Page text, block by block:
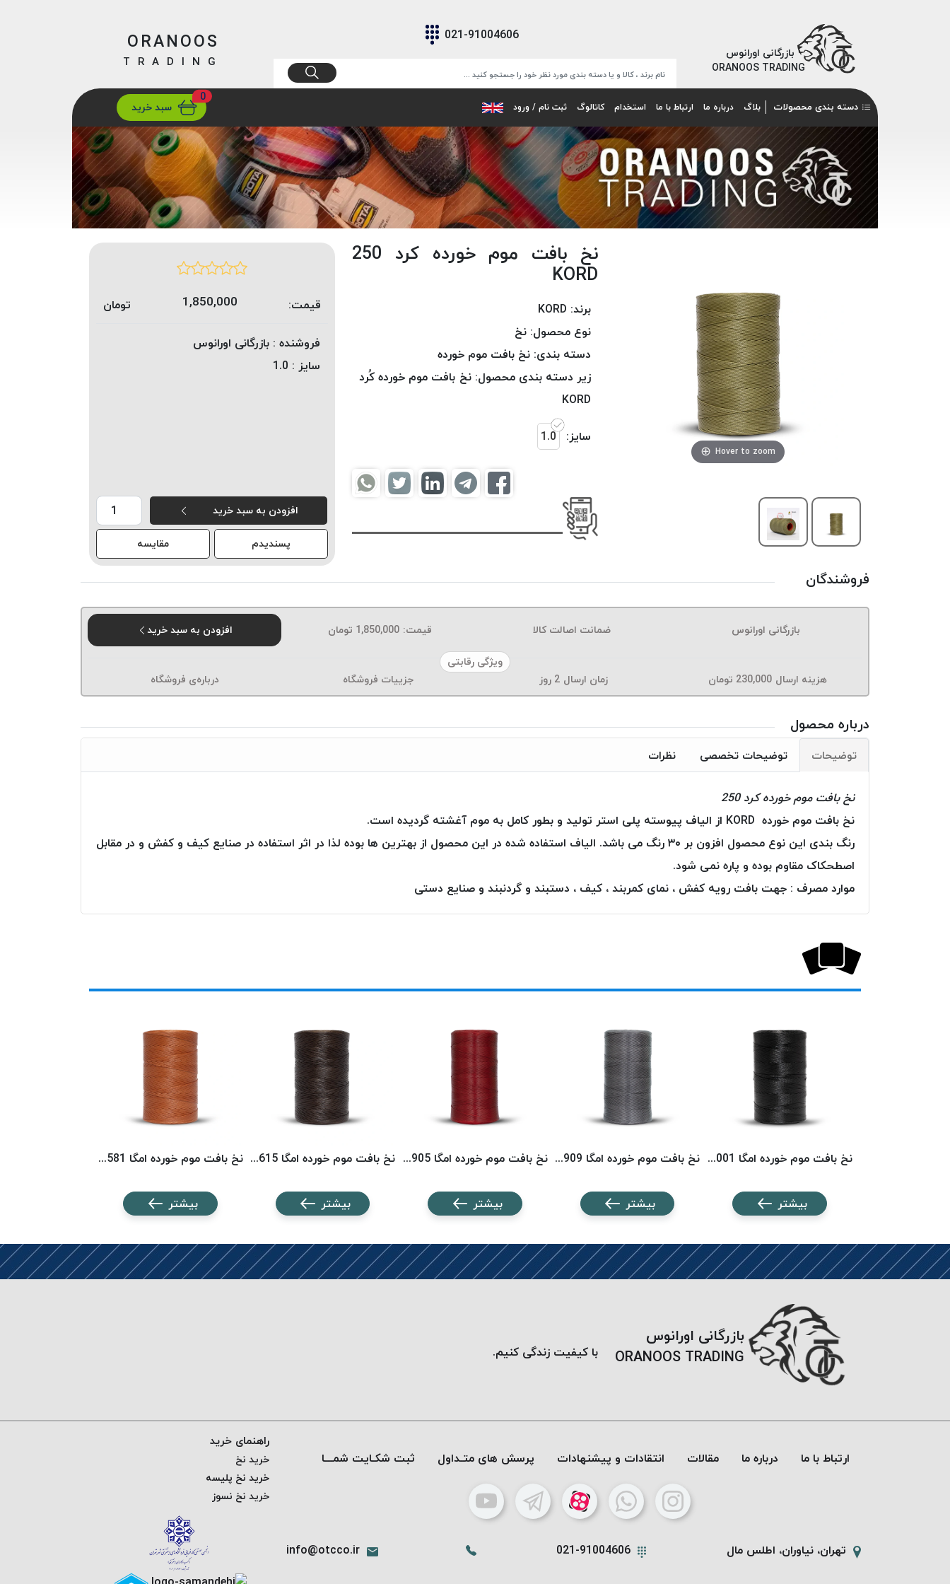
بازرگانی اورانوس
ORANOOS TRADING
021-91004606
ارسالتهران/ تهران
ORANOOS
TRADING
دسته بندی محصولات بلاگ درباره ما ارتباط با ما استخدام کاتالوگ ثبت نام / ورود
0
سبد خرید
Hover to zoom
نخ بافت موم خورده کرد 250
KORD
برند: KORD
نوع محصول: نخ
دسته بندی: نخ بافت موم خورده
زیر دسته بندی محصول: نخ بافت موم خورده کُرد
KORD
سایز: 1.0
قیمت: 1,850,000
تومان
فروشنده : بازرگانی اورانوس
سایز : 1.0
افزودن به سبد خرید
پسندیدم
مقایسه
فروشندگان
بازرگانی اورانوس ضمانت اصالت کالا قیمت: 1,850,000 تومان
افزودن به سبد خرید
ویژگی رقابتی
هزینه ارسال 230,000 تومان زمان ارسال 2 روز جزییات فروشگاه درباره‌ی فروشگاه
درباره محصول
توضیحات توضیحات تخصصی نظرات
نخ بافت موم خورده کرد 250
نخ بافت موم خورده KORD از الیاف پیوسته پلی استر تولید و بطور کامل به موم آغشته گردیده است.
رنگ بندی این نوع محصول افزون بر ۳۰ رنگ می باشد. الیاف استفاده شده در این محصول از بهترین ها بوده لذا در اثر استفاده در صنایع کیف و کفش و در مقابل
اصطحکاک مقاوم بوده و پاره نمی شود.
موارد مصرف : جهت بافت رویه کفش ، نمای کمربند ، کیف ، دستبند و گردنبند و صنایع دستی
نخ بافت موم خورده امگا 6001 (500 متری) OMEGA
بیشتر
نخ بافت موم خورده امگا 2909 (500 متری) OMEGA
بیشتر
نخ بافت موم خورده امگا 2905 (500 متری) OMEGA
بیشتر
نخ بافت موم خورده امگا 6615 (500 متری) OMEGA
بیشتر
نخ بافت موم خورده امگا 6581 (500 متری) OMEGA
بیشتر
بازرگانی اورانوس
ORANOOS TRADING
با کیفیت زندگی کنیم.
ارتباط با ما درباره ما مقالات انتقادات و پیشنهادات پرسش های متـداول ثبت شکـایت شمـــا
تهران، نیاوران، اطلس مال 021-91004606
info@otcco.ir
راهنمای خرید
خرید نخ
خرید نخ پلیسه
خرید نخ نسوز